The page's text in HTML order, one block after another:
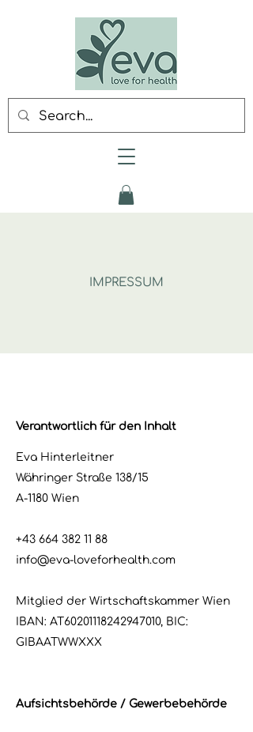
IMPRESSUM
Verantwortlich für den Inhalt
Eva Hinterleitner
Währinger Straße 138/15
A-1180 Wien
+43 664 382 11 88
info@eva-loveforhealth.com
Mitglied der Wirtschaftskammer Wien
IBAN: AT60201118242947010, BIC:
GIBAATWWXXX
Aufsichtsbehörde / Gewerbebehörde